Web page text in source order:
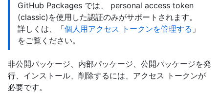
GitHub Packages では、 personal access token
(classic)を使用した認証のみがサポートされます。
詳しくは、「個人用アクセス トークンを管理する 」
をご覧ください。
非公開パッケージ、内部パッケージ、公開パッケージを発
行、インストール、削除するには、アクセス トークンが
必要です。